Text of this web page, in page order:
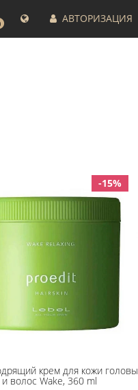
АВТОРИЗАЦИЯ
-15%
крем для кожи головы
и волос Wake, 360 ml